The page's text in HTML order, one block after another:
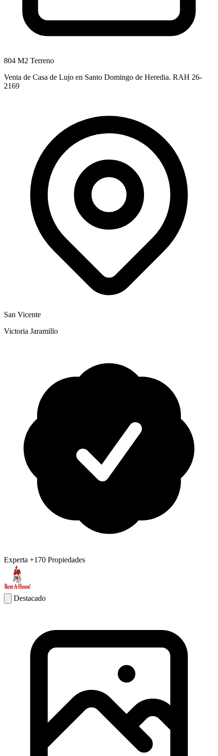
804 M2 Terreno
Venta de Casa de Lujo en Santo Domingo de Heredia. RAH 26-
2169
San Vicente
Victoria Jaramillo
Experta +170 Propiedades
Destacado